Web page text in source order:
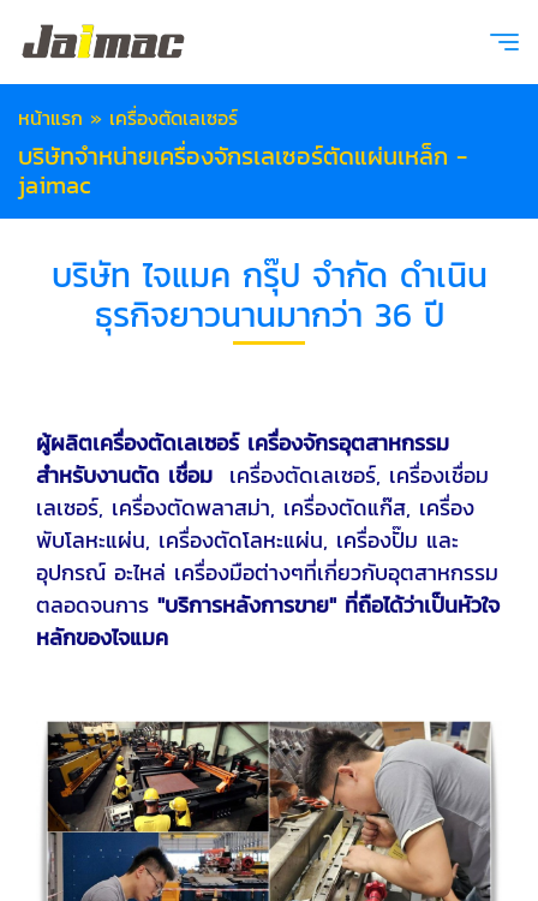
หน้าแรก » เครื่องตัดเลเซอร์
บริษัทจำหน่ายเครื่องจักรเลเซอร์ตัดแผ่นเหล็ก -
jaimac
บริษัท ไจแมค กรุ๊ป จำกัด ดำเนิน
ธุรกิจยาวนานมากว่า 36 ปี
ผู้ผลิตเครื่องตัดเลเซอร์ เครื่องจักรอุตสาหกรรม
สำหรับงานตัด เชื่อม เครื่องตัดเลเซอร์, เครื่องเชื่อม
เลเซอร์, เครื่องตัดพลาสม่า, เครื่องตัดแก๊ส, เครื่อง
พับโลหะแผ่น, เครื่องตัดโลหะแผ่น, เครื่องปั๊ม และ
อุปกรณ์ อะไหล่ เครื่องมือต่างๆที่เกี่ยวกับอุตสาหกรรม
ตลอดจนการ "บริการหลังการขาย" ที่ถือได้ว่าเป็นหัวใจ
หลักของไจแมค